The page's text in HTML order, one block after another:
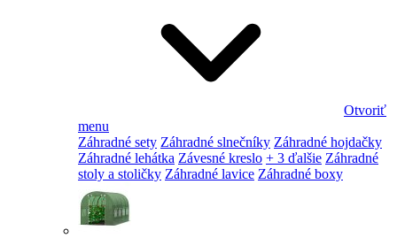
Otvoriť
menu
Záhradné sety Záhradné slnečníky Záhradné hojdačky
Záhradné lehátka Závesné kreslo + 3 ďalšie Záhradné
stoly a stoličky Záhradné lavice Záhradné boxy